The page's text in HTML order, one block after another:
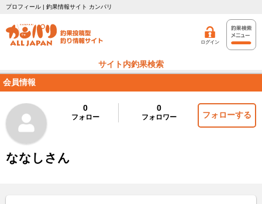
プロフィール | 釣果情報サイト カンパリ
ログイン
サイト内釣果検索
会員情報
0
フォロー
0
フォロワー フォローする
ななしさん